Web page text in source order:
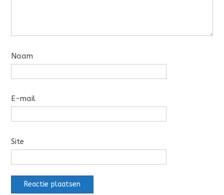
Naam
E-mail
Site